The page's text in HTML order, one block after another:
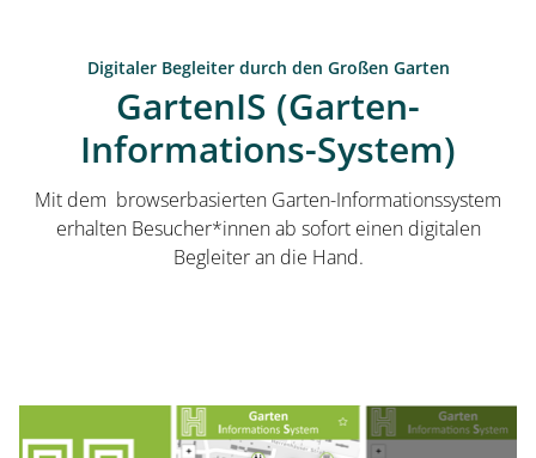
Herrenhausen erleben
Digitaler Begleiter durch den Großen Garten
GartenIS (Garten-
Informations-System)
Mit dem browserbasierten Garten-Informationssystem
erhalten Besucher*innen ab sofort einen digitalen
Begleiter an die Hand.